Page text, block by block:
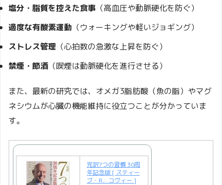
塩分・脂質を控えた食事 （高血圧や動脈硬化を防ぐ）
適度な有酸素運動 （ウォーキングや軽いジョギング）
ストレス管理 （心拍数の急激な上昇を防ぐ）
禁煙・節酒 （喫煙は動脈硬化を進行させる）
また、最新の研究では、オメガ3脂肪酸（魚の脂）やマグ
ネシウムが心臓の機能維持に役立つことが分かっていま
す。
完訳7つの習慣 30周
年記念版 [ スティー
ブ・R．コヴィー ]